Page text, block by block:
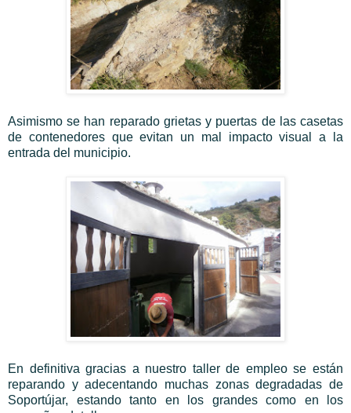
Asimismo se han reparado grietas y puertas de las casetas
de contenedores que evitan un mal impacto visual a la
entrada del municipio.
En definitiva gracias a nuestro taller de empleo se están
reparando y adecentando muchas zonas degradadas de
Soportújar, estando tanto en los grandes como en los